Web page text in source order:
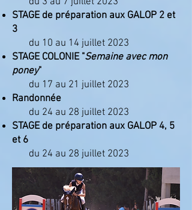
STAGE de préparation aux GALOP 2 et
3
du 10 au 14 juillet 2023
STAGE COLONIE "Semaine avec mon
poney"
du 17 au 21 juillet 2023
Randonnée
du 24 au 28 juillet 2023
STAGE de préparation aux GALOP 4, 5
et 6
du 24 au 28 juillet 2023